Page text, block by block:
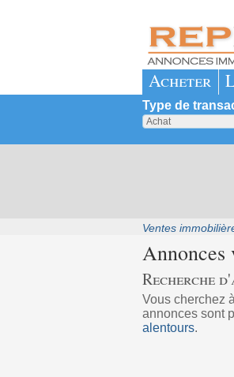
Acheter
Type de
Ventes
Annonces
Recherche
Vous cherchez
annonces sont
alentours.